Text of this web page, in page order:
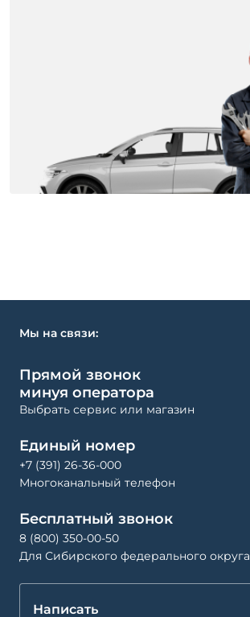
Мы на связи:
Прямой звонок
минуя оператора
Выбрать сервис или магазин
Единый номер
+7 (391) 26-36-000
Многоканальный телефон
Бесплатный звонок
8 (800) 350-00-50
Для Сибирского федерального округа
Написать